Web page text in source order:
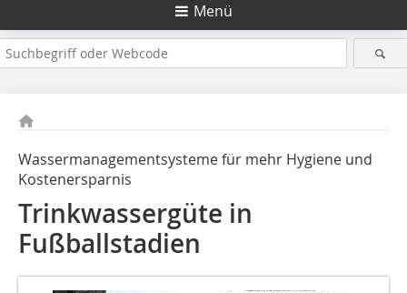
Menü
Wassermanagementsysteme für mehr Hygiene und
Kostenersparnis
Trinkwassergüte in
Fußballstadien